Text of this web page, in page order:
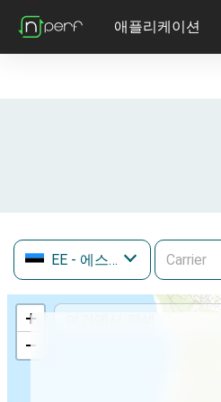
애플리케이션
EE - 에스토니아
+
−